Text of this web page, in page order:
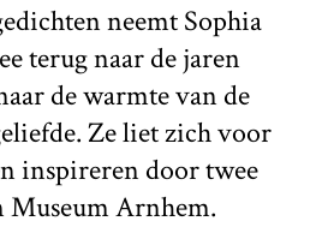
neemt Sophia
terug naar de jaren
de warmte van de
Ze liet zich voor
inspireren door twee
Arnhem.